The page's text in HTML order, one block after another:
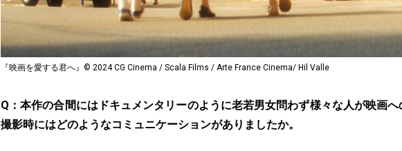
『映画を愛する君へ』© 2024 CG Cinema / Scala Films / Arte France Cinema/ Hil Valle
Q：本作の合間にはドキュメンタリーのように老若男女問わず様々な人が映画へ
撮影時にはどのようなコミュニケーションがありましたか。